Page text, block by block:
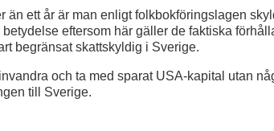
än ett år är man enligt folkbokföringslagen
eftersom här gäller de faktiska
begränsat skattskyldig i Sverige.
och ta med sparat USA-kapital utan
till Sverige.